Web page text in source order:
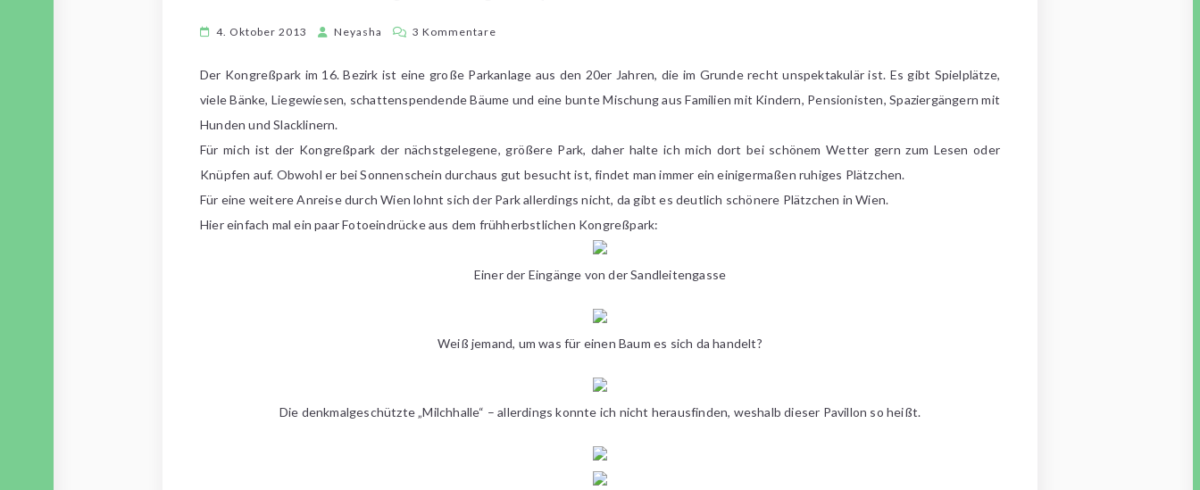
4. Oktober 2013 Neyasha 3 Kommentare
Streifzüge]
Der Kongreßpark im 16. Bezirk ist eine große Parkanlage aus den 20er Jahren, die im Grunde recht unspektakulär ist. Es gibt Spielplätze,
viele Bänke, Liegewiesen, schattenspendende Bäume und eine bunte Mischung aus Familien mit Kindern, Pensionisten, Spaziergängern mit
Hunden und Slacklinern.
Für mich ist der Kongreßpark der nächstgelegene, größere Park, daher halte ich mich dort bei schönem Wetter gern zum Lesen oder
Knüpfen auf. Obwohl er bei Sonnenschein durchaus gut besucht ist, findet man immer ein einigermaßen ruhiges Plätzchen.
Für eine weitere Anreise durch Wien lohnt sich der Park allerdings nicht, da gibt es deutlich schönere Plätzchen in Wien.
Hier einfach mal ein paar Fotoeindrücke aus dem frühherbstlichen Kongreßpark:
Einer der Eingänge von der Sandleitengasse
Weiß jemand, um was für einen Baum es sich da handelt?
Die denkmalgeschützte „Milchhalle“ – allerdings konnte ich nicht herausfinden, weshalb dieser Pavillon so heißt.